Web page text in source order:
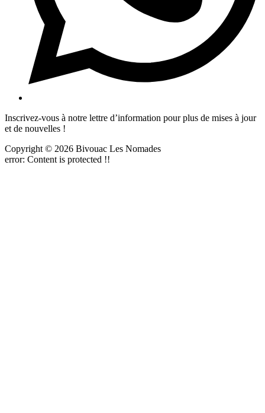
Inscrivez-vous à notre lettre d’information pour plus de mises à jour
et de nouvelles !
Copyright © 2026 Bivouac Les Nomades
error: Content is protected !!